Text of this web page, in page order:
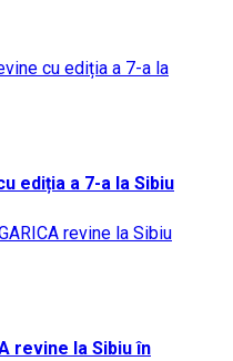
ediția a 7-a la Sibiu
revine la Sibiu în